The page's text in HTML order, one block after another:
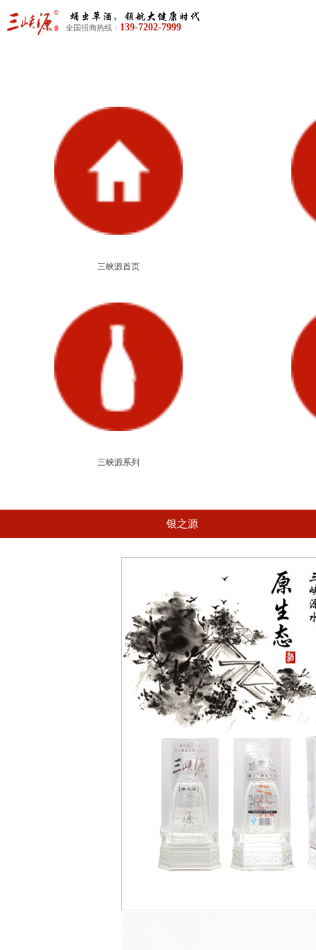
全国招商热线： 139-7202-7999
三峡源首页
三峡源系列
银之源